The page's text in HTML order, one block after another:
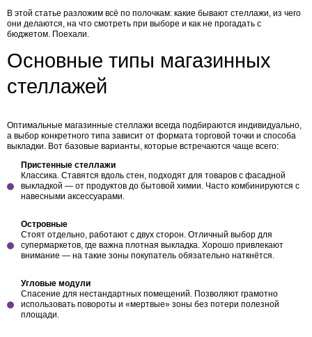
В этой статье разложим всё по полочкам: какие бывают стеллажи, из чего
они делаются, на что смотреть при выборе и как не прогадать с
бюджетом. Поехали.
Основные типы магазинных
стеллажей
Оптимальные магазинные стеллажи всегда подбираются индивидуально,
а выбор конкретного типа зависит от формата торговой точки и способа
выкладки. Вот базовые варианты, которые встречаются чаще всего:
Пристенные стеллажи
Классика. Ставятся вдоль стен, подходят для товаров с фасадной
выкладкой — от продуктов до бытовой химии. Часто комбинируются с
навесными аксессуарами.
Островные
Стоят отдельно, работают с двух сторон. Отличный выбор для
супермаркетов, где важна плотная выкладка. Хорошо привлекают
внимание — на такие зоны покупатель обязательно наткнётся.
Угловые модули
Спасение для нестандартных помещений. Позволяют грамотно
использовать повороты и «мертвые» зоны без потери полезной
площади.